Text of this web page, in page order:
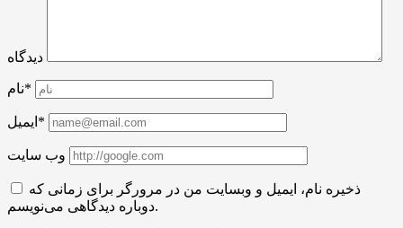
دیدگاه
نام*
ایمیل*
وب سایت
ذخیره نام، ایمیل و وبسایت من در مرورگر برای زمانی که
دوباره دیدگاهی می‌نویسم.